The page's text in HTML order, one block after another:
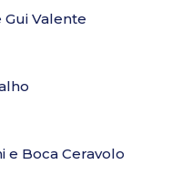
Gui Valente
e Boca Ceravolo